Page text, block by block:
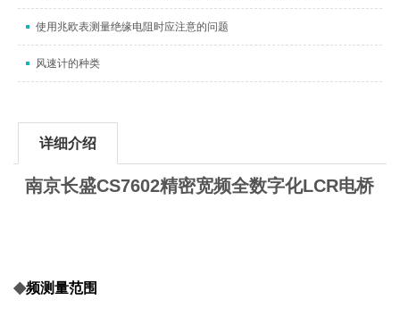
使用兆欧表测量绝缘电阻时应注意的问题
风速计的种类
详细介绍
南京长盛CS7602精密宽频全数字化LCR电桥
◆频测量范围